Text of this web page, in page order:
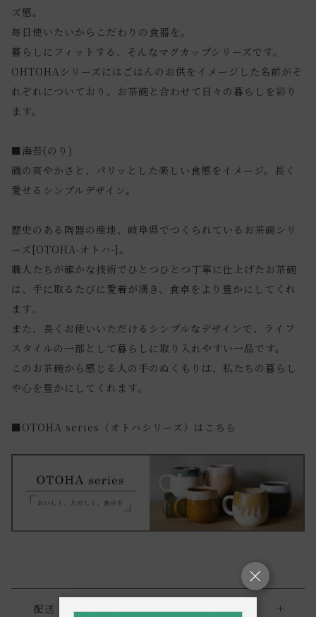
ズ感。
毎日使いたいからこだわりの食器を。
暮らしにフィットする、そんなマグカップシリーズです。
OHTOHAシリーズにはごはんのお供をイメージした名前がそ
れぞれについており、お茶碗と合わせて日々の暮らしを彩り
ます。
■海苔(のり)
磯の爽やかさと、パリッとした楽しい食感をイメージ。長く
愛せるシンプルデザイン。
歴史のある陶器の産地、岐阜県でつくられているお茶碗シリ
ーズ[OTOHA-オトハ-]。
職人たちが確かな技術でひとつひとつ丁寧に仕上げたお茶碗
は、手に取るたびに愛着が湧き、食卓をより豊かにしてくれ
ます。
また、長くお使いいただけるシンプルなデザインで、ライフ
スタイルの一部として暮らしに取り入れやすい一品です。
このお茶碗から感じる人の手のぬくもりは、私たちの暮らし
や心を豊かにしてくれます。
■OTOHA series（オトハシリーズ）はこちら
配送・返品